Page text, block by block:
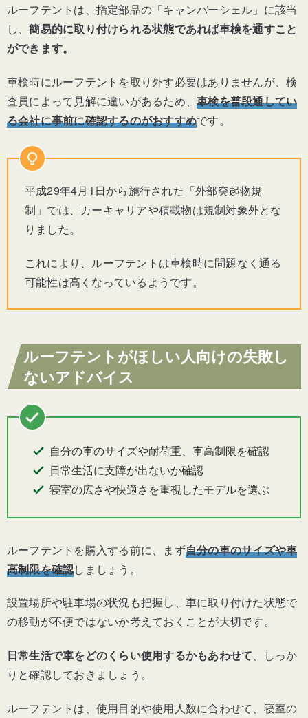
ルーフテントは、指定部品の「キャンパーシェル」に該当
し、簡易的に取り付けられる状態であれば車検を通すこと
ができます。
車検時にルーフテントを取り外す必要はありませんが、検
査員によって見解に違いがあるため、車検を普段通してい
る会社に事前に確認するのがおすすめです。
平成29年4月1日から施行された「外部突起物規
制」では、カーキャリアや積載物は規制対象外とな
りました。
これにより、ルーフテントは車検時に問題なく通る
可能性は高くなっているようです。
ルーフテントがほしい人向けの失敗し
ないアドバイス
自分の車のサイズや耐荷重、車高制限を確認
日常生活に支障が出ないか確認
寝室の広さや快適さを重視したモデルを選ぶ
ルーフテントを購入する前に、まず自分の車のサイズや車
高制限を確認しましょう。
設置場所や駐車場の状況も把握し、車に取り付けた状態で
の移動が不便ではないか考えておくことが大切です。
日常生活で車をどのくらい使用するかもあわせて、しっか
りと確認しておきましょう。
ルーフテントは、使用目的や使用人数に合わせて、寝室の